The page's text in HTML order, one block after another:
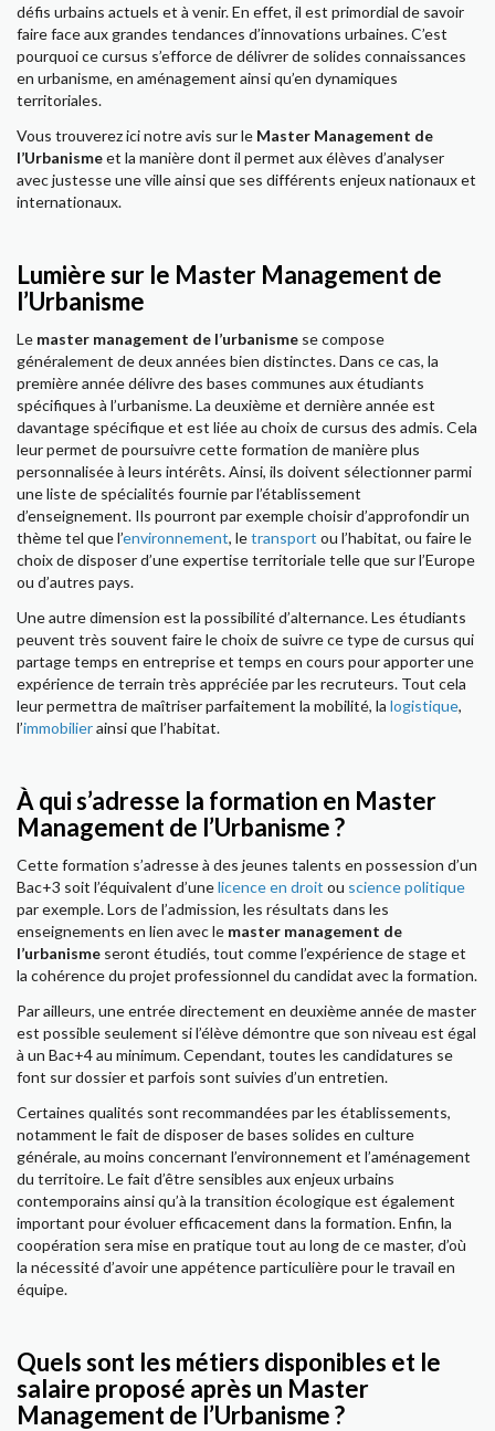
défis urbains actuels et à venir. En effet, il est primordial de savoir
faire face aux grandes tendances d’innovations urbaines. C’est
pourquoi ce cursus s’efforce de délivrer de solides connaissances
en urbanisme, en aménagement ainsi qu’en dynamiques
territoriales.
Vous trouverez ici notre avis sur le Master Management de
l’Urbanismeet la manière dont il permet aux élèves d’analyser
avec justesse une ville ainsi que ses différents enjeux nationaux et
internationaux.
Lumière sur le Master Management de
l’Urbanisme
Le master management de l’urbanisme se compose
généralement de deux années bien distinctes. Dans ce cas, la
première année délivre des bases communes aux étudiants
spécifiques à l’urbanisme. La deuxième et dernière année est
davantage spécifique et est liée au choix de cursus des admis. Cela
leur permet de poursuivre cette formation de manière plus
personnalisée à leurs intérêts. Ainsi, ils doivent sélectionner parmi
une liste de spécialités fournie par l’établissement
d’enseignement. Ils pourront par exemple choisir d’approfondir un
thème tel que l’environnement, letransport ou l’habitat, ou faire le
choix de disposer d’une expertise territoriale telle que sur l’Europe
ou d’autres pays.
Une autre dimension est la possibilité d’alternance. Les étudiants
peuvent très souvent faire le choix de suivre ce type de cursus qui
partage temps en entreprise et temps en cours pour apporter une
expérience de terrain très appréciée par les recruteurs. Tout cela
leur permettra de maîtriser parfaitement la mobilité, la logistique,
l’immobilierainsi que l’habitat.
À qui s’adresse la formation en Master
Management de l’Urbanisme ?
Cette formation s’adresse à des jeunes talents en possession d’un
Bac+3 soit l’équivalent d’unelicence en droit ou science politique
par exemple. Lors de l’admission, les résultats dans les
enseignements en lien avec le master management de
l’urbanisme seront étudiés, tout comme l’expérience de stage et
la cohérence du projet professionnel du candidat avec la formation.
Par ailleurs, une entrée directement en deuxième année de master
est possible seulement si l’élève démontre que son niveau est égal
à un Bac+4 au minimum. Cependant, toutes les candidatures se
font sur dossier et parfois sont suivies d’un entretien.
Certaines qualités sont recommandées par les établissements,
notamment le fait de disposer de bases solides en culture
générale, au moins concernant l’environnement et l’aménagement
du territoire. Le fait d’être sensibles aux enjeux urbains
contemporains ainsi qu’à la transition écologique est également
important pour évoluer efficacement dans la formation. Enfin, la
coopération sera mise en pratique tout au long de ce master, d’où
la nécessité d’avoir une appétence particulière pour le travail en
équipe.
Quels sont les métiers disponibles et le
salaire proposé après un Master
Management de l’Urbanisme ?